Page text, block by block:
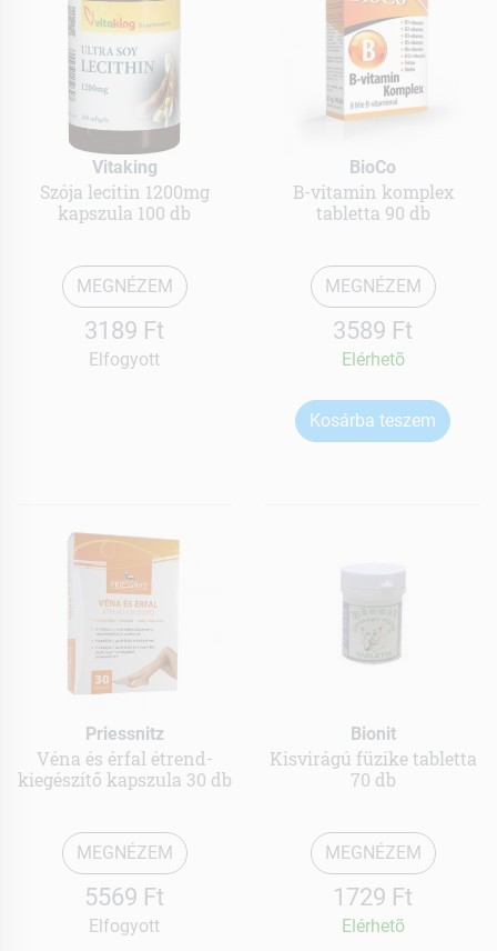
Vitaking
Szója lecitin 1200mg
kapszula 100 db
MEGNÉZEM
3189 Ft
Elfogyott
BioCo
B-vitamin komplex
tabletta 90 db
MEGNÉZEM
3589 Ft
Elérhetõ
Kosárba teszem
Priessnitz
Véna és érfal étrend-
kiegészítő kapszula 30 db
MEGNÉZEM
5569 Ft
Elfogyott
Bionit
Kisvirágú füzike tabletta
70 db
MEGNÉZEM
1729 Ft
Elérhetõ